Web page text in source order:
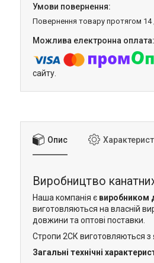
повернення товару протягом 14
сайту.
Опис
Виробництво
Наша компанія є виробником
виготовляються на власній
довжини та оптові поставки.
Стропи 2СК виготовляються з
Загальні технічні